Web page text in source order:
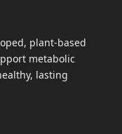
plant-based
metabolic
lasting